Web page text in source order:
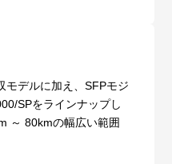
モデルに加え、SFPモジ
SPをラインナップし
～ 80kmの幅広い範囲